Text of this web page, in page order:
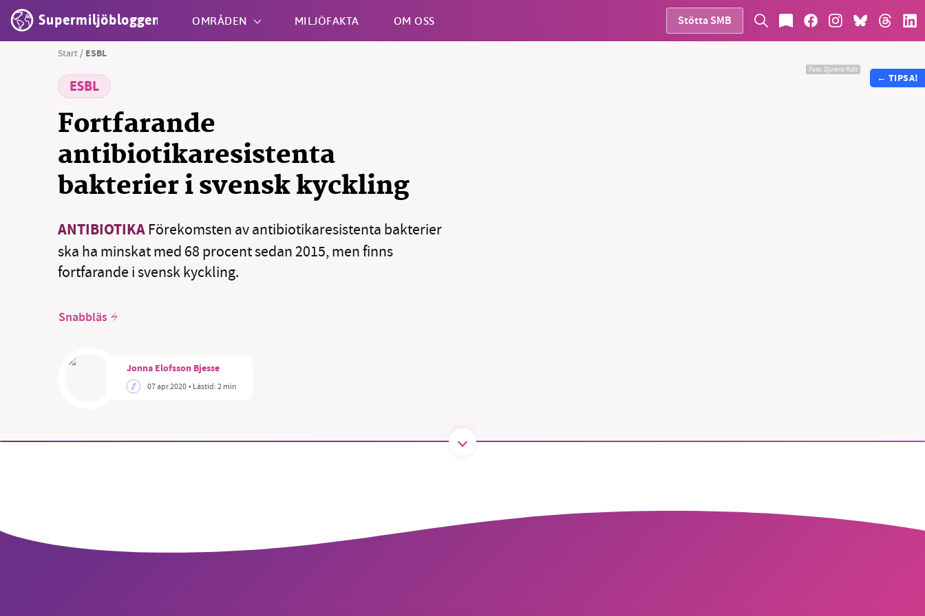
Supermiljöbloggen OMRÅDEN MILJÖFAKTA OM OSS Stötta SMB
Start / ESBL
ESBL
Fortfarande
antibiotikaresistenta
bakterier i svensk kyckling
ANTIBIOTIKA Förekomsten av antibiotikaresistenta bakterier
ska ha minskat med 68 procent sedan 2015, men finns
fortfarande i svensk kyckling.
Snabbläs
Jonna Elofsson Bjesse
07 apr 2020• Lästid:2 min
Foto:Djurens Rätt
← TIPSA!
och vi hoppas att du vill hjälpa oss.